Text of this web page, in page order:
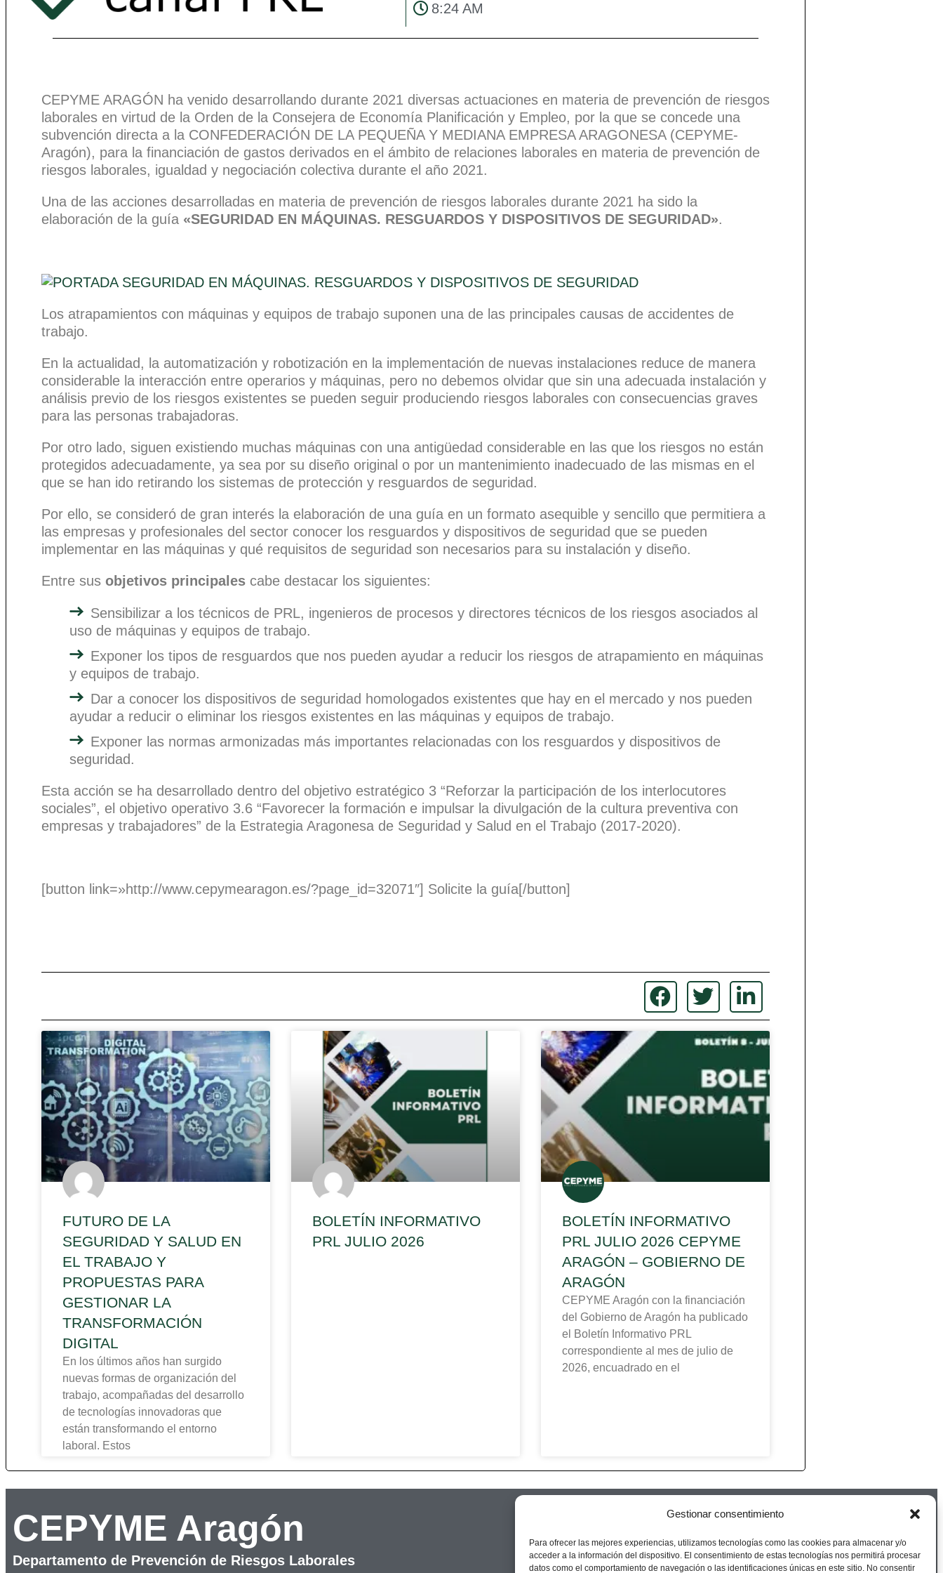
Gestionar consentimiento
Para ofrecer las mejores experiencias, utilizamos tecnologías como las cookies para almacenar y/o
acceder a la información del dispositivo. El consentimiento de estas tecnologías nos permitirá procesar
datos como el comportamiento de navegación o las identificaciones únicas en este sitio. No consentir
8:24 AM
CEPYME ARAGÓN ha venido desarrollando durante 2021 diversas actuaciones en materia de prevención de riesgos
laborales en virtud de la Orden de la Consejera de Economía Planificación y Empleo, por la que se concede una
subvención directa a la CONFEDERACIÓN DE LA PEQUEÑA Y MEDIANA EMPRESA ARAGONESA (CEPYME-
Aragón), para la financiación de gastos derivados en el ámbito de relaciones laborales en materia de prevención de
riesgos laborales, igualdad y negociación colectiva durante el año 2021.
Una de las acciones desarrolladas en materia de prevención de riesgos laborales durante 2021 ha sido la
elaboración de la guía «SEGURIDAD EN MÁQUINAS. RESGUARDOS Y DISPOSITIVOS DE SEGURIDAD».
Los atrapamientos con máquinas y equipos de trabajo suponen una de las principales causas de accidentes de
trabajo.
En la actualidad, la automatización y robotización en la implementación de nuevas instalaciones reduce de manera
considerable la interacción entre operarios y máquinas, pero no debemos olvidar que sin una adecuada instalación y
análisis previo de los riesgos existentes se pueden seguir produciendo riesgos laborales con consecuencias graves
para las personas trabajadoras.
Por otro lado, siguen existiendo muchas máquinas con una antigüedad considerable en las que los riesgos no están
protegidos adecuadamente, ya sea por su diseño original o por un mantenimiento inadecuado de las mismas en el
que se han ido retirando los sistemas de protección y resguardos de seguridad.
Por ello, se consideró de gran interés la elaboración de una guía en un formato asequible y sencillo que permitiera a
las empresas y profesionales del sector conocer los resguardos y dispositivos de seguridad que se pueden
implementar en las máquinas y qué requisitos de seguridad son necesarios para su instalación y diseño.
Entre sus objetivos principales cabe destacar los siguientes:
Sensibilizar a los técnicos de PRL, ingenieros de procesos y directores técnicos de los riesgos asociados al
uso de máquinas y equipos de trabajo.
Exponer los tipos de resguardos que nos pueden ayudar a reducir los riesgos de atrapamiento en máquinas
y equipos de trabajo.
Dar a conocer los dispositivos de seguridad homologados existentes que hay en el mercado y nos pueden
ayudar a reducir o eliminar los riesgos existentes en las máquinas y equipos de trabajo.
Exponer las normas armonizadas más importantes relacionadas con los resguardos y dispositivos de
seguridad.
Esta acción se ha desarrollado dentro del objetivo estratégico 3 “Reforzar la participación de los interlocutores
sociales”, el objetivo operativo 3.6 “Favorecer la formación e impulsar la divulgación de la cultura preventiva con
empresas y trabajadores” de la Estrategia Aragonesa de Seguridad y Salud en el Trabajo (2017-2020).
[button link=»http://www.cepymearagon.es/?page_id=32071″] Solicite la guía[/button]
FUTURO DE LA
SEGURIDAD Y SALUD EN
EL TRABAJO Y
PROPUESTAS PARA
GESTIONAR LA
TRANSFORMACIÓN
DIGITAL
En los últimos años han surgido
nuevas formas de organización del
trabajo, acompañadas del desarrollo
de tecnologías innovadoras que
están transformando el entorno
laboral. Estos
BOLETÍN INFORMATIVO
PRL JULIO 2026
BOLETÍN INFORMATIVO
PRL JULIO 2026 CEPYME
ARAGÓN – GOBIERNO DE
ARAGÓN
CEPYME Aragón con la financiación
del Gobierno de Aragón ha publicado
el Boletín Informativo PRL
correspondiente al mes de julio de
2026, encuadrado en el
CEPYME Aragón
Departamento de Prevención de Riesgos Laborales